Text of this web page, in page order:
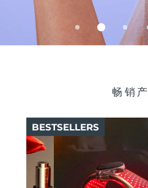
畅销
BESTSELLERS
红光疗法
面部清洁
LUNA™ 4 套
Anti-aging
BEAR™ 2 套
Microcurrent
加拿大
巴林
比利时
百慕大